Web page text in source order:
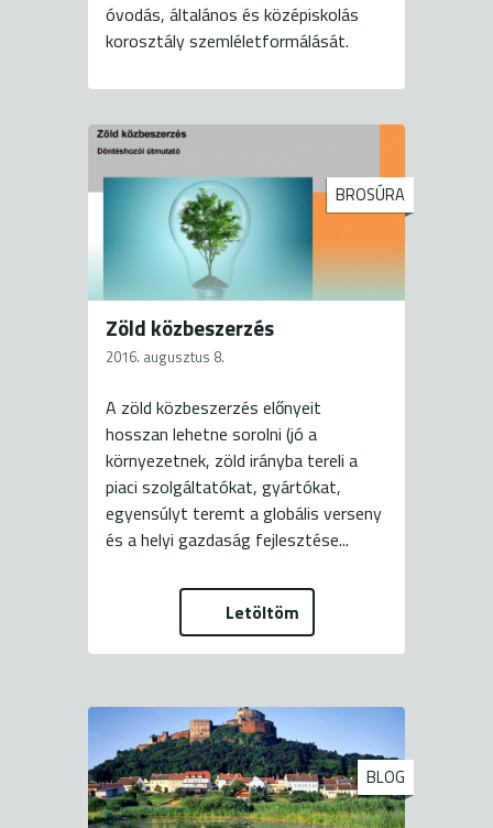
óvodás, általános és középiskolás
korosztály szemléletformálását.
BROSÚRA
Zöld közbeszerzés
2016. augusztus 8.
A zöld közbeszerzés előnyeit
hosszan lehetne sorolni (jó a
környezetnek, zöld irányba tereli a
piaci szolgáltatókat, gyártókat,
egyensúlyt teremt a globális verseny
és a helyi gazdaság fejlesztése...
Letöltöm
BLOG